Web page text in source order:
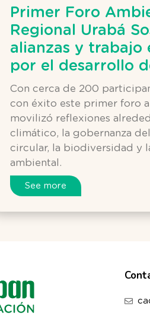
Primer Foro
Regional Urabá
alianzas y trabajo
por el desarrollo
Con cerca de 200
con éxito este primer foro
movilizó reflexiones
climático, la gobernanza
circular, la biodiversidad y
ambiental.
See more